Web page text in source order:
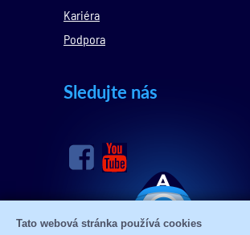
Kariéra
Podpora
Sledujte nás
Tato webová stránka používá cookies